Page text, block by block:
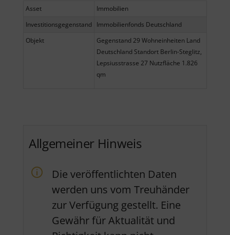
Asset
Immobilien
Investitionsgegenstand
Immobilienfonds Deutschland
Objekt
Gegenstand 29 Wohneinheiten Land
Deutschland Standort Berlin-Steglitz,
Lepsiusstrasse 27 Nutzfläche 1.826
qm
Allgemeiner Hinweis
Die veröffentlichten Daten
werden uns vom Treuhänder
zur Verfügung gestellt. Eine
Gewähr für Aktualität und